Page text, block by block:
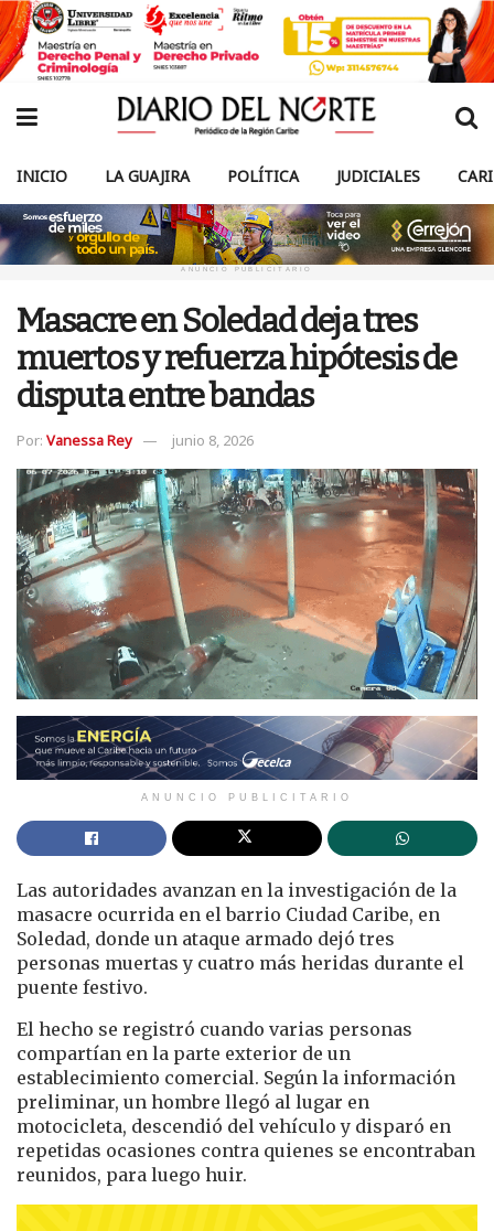
INICIO LA GUAJIRA POLÍTICA JUDICIALES
ANUNCIO PUBLICITARIO
Masacre en Soledad deja tres
muertos y refuerza hipótesis de
disputa entre bandas
Por: Vanessa Rey junio 8, 2026
ANUNCIO PUBLICITARIO
Las autoridades avanzan en la investigación de la
masacre ocurrida en el barrio Ciudad Caribe, en
Soledad, donde un ataque armado dejó tres
personas muertas y cuatro más heridas durante el
puente festivo.
El hecho se registró cuando varias personas
compartían en la parte exterior de un
establecimiento comercial. Según la información
preliminar, un hombre llegó al lugar en
motocicleta, descendió del vehículo y disparó en
repetidas ocasiones contra quienes se encontraban
reunidos, para luego huir.